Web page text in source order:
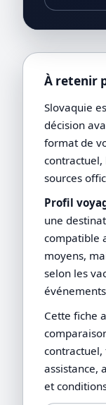
À retenir
Slovaquie
décision
format de
sources
Profil
une
compatible
moyens,
selon les
Cette fiche
assistance,
et